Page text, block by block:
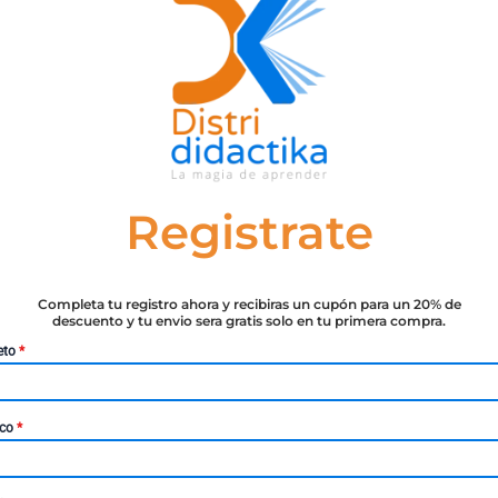
SKU:
Categorías:
los alimentos de forma intencionada con una finalidad
mantener sus caracteres organolépticos. Dicho así no
los alimentos, sin embargo a nadie se le escapa la
los puntos de vista tecnológico y de sus
Registrate
Completa tu registro ahora y recibiras un cupón para un 20% de
descuento y tu envio sera gratis solo en tu primera compra.
*
*